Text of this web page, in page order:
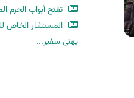
تفتح أبواب الحرم
المستشار الخاص
يهنئ سفير...